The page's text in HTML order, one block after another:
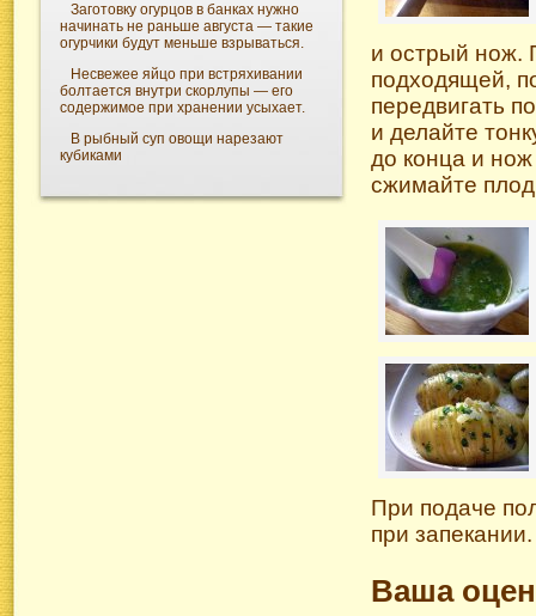
Заготовку огурцов в банках нужно
начинать не раньше августа — такие
огурчики будут меньше взрываться.
Несвежее яйцо при встряхивании
болтается внутри скорлупы — его
содержимое при хранении усыхает.
В рыбный суп овощи нарезают
кубиками
и острый нож.
подходящей,
передвигать
и делайте
до конца и нож
сжимайте
При подаче
при запекании.
Ваша